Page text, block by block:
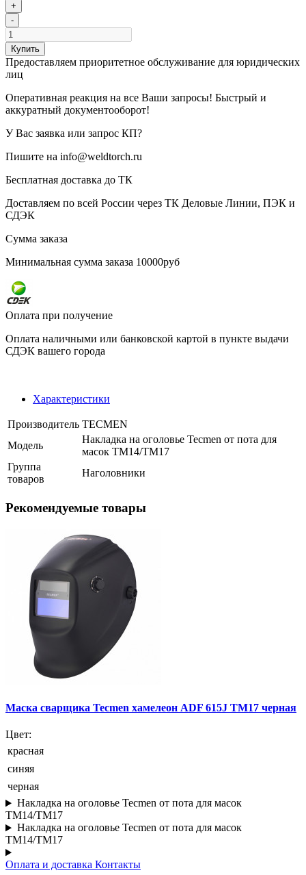
+
-
Купить
Предоставляем приоритетное обслуживание для юридических
лиц
Оперативная реакция на все Ваши запросы! Быстрый и
аккуратный документооборот!
У Вас заявка или запрос КП?
Пишите на info@weldtorch.ru
Бесплатная доставка до ТК
Доставляем по всей России через ТК Деловые Линии, ПЭК и
СДЭК
Сумма заказа
Минимальная сумма заказа 10000руб
Оплата при получение
Оплата наличными или банковской картой в пункте выдачи
СДЭК вашего города
Характеристики
Производитель TECMEN
Модель
Накладка на оголовье Tecmen от пота для
масок TM14/TM17
Группа
товаров
Наголовники
Рекомендуемые товары
Маска сварщика Tecmen хамелеон ADF 615J TM17 черная
Цвет:
красная
синяя
черная
Накладка на оголовье Tecmen от пота для масок
TM14/TM17
Накладка на оголовье Tecmen от пота для масок
TM14/TM17
Оплата и доставка Контакты